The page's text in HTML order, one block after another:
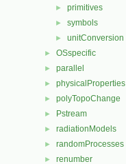
► primitives
► symbols
► unitConversion
► OSspecific
► parallel
► physicalProperties
► polyTopoChange
► Pstream
► radiationModels
► randomProcesses
► renumber